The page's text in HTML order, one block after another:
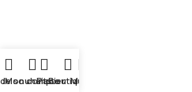
souhaits
Mon compte
Panier
Boutique
Menu